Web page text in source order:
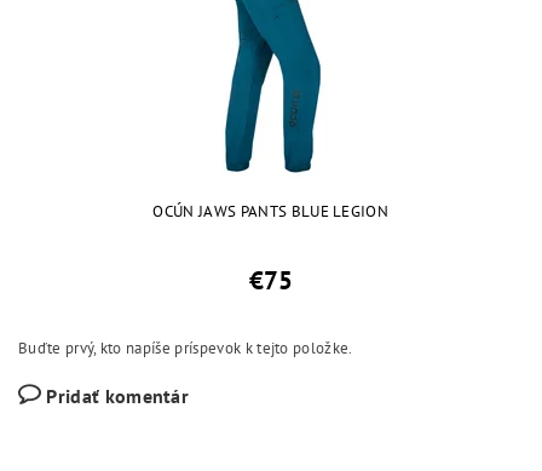
OCÚN JAWS PANTS BLUE LEGION
€75
Buďte prvý, kto napíše príspevok k tejto položke.
Pridať komentár